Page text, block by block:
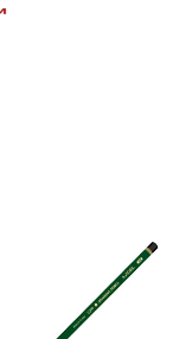
Bút chì Adel